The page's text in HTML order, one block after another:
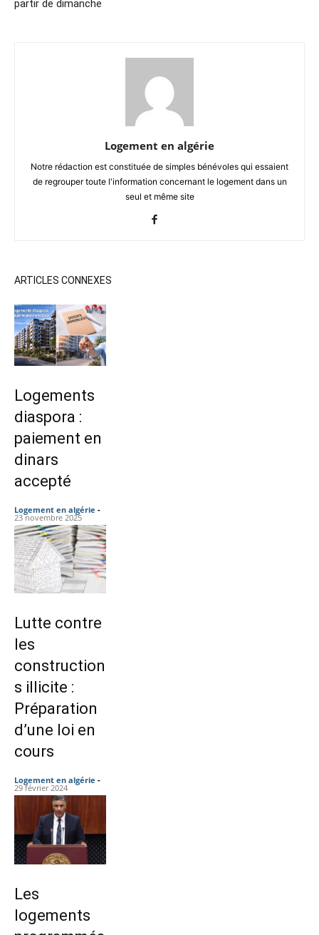
partir de dimanche
Logement en algérie
Notre rédaction est constituée de simples bénévoles qui essaient
de regrouper toute l'information concernant le logement dans un
seul et même site
ARTICLES CONNEXES
Logements
diaspora :
paiement en
dinars
accepté
Logement en algérie -
23 novembre 2025
Lutte contre
les
construction
s illicite :
Préparation
d’une loi en
cours
Logement en algérie -
29 février 2024
Les
logements